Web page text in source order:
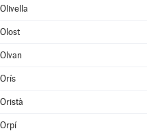
Olivella
Olost
Olvan
Orís
Oristà
Orpí